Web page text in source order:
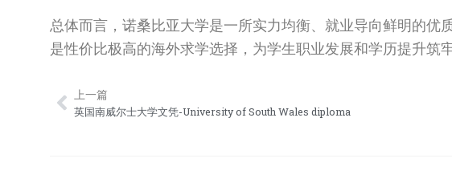
总体而言，诺桑比亚大学是一所实力均衡、就业导向鲜明的优
是性价比极高的海外求学选择，为学生职业发展和学历提升筑
Prev
上一篇
英国南威尔士大学文凭-University of South Wales diploma